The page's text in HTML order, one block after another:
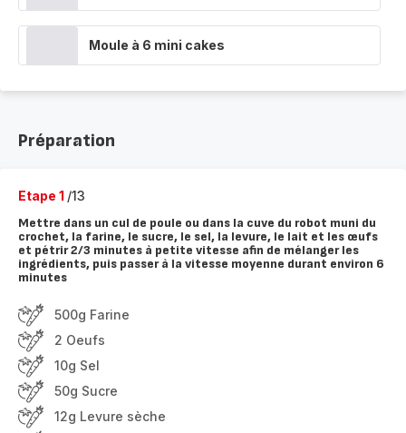
Moule à 6 mini cakes
Préparation
Etape 1 /13
Mettre dans un cul de poule ou dans la cuve du robot muni du
crochet, la farine, le sucre, le sel, la levure, le lait et les œufs
et pétrir 2/3 minutes à petite vitesse afin de mélanger les
ingrédients, puis passer à la vitesse moyenne durant environ 6
minutes
500g Farine
2 Oeufs
10g Sel
50g Sucre
12g Levure sèche